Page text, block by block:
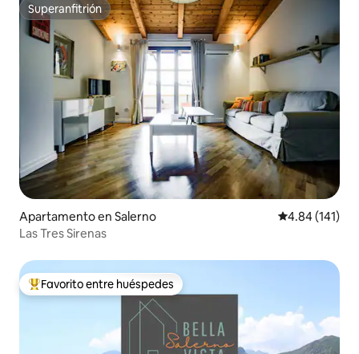
Superanfitrión
Superanfitrión
Apartamento en Salerno Calificación
4.84 (141)
Las Tres Sirenas
Favorito entre huéspedes preferido
Favorito entre huéspedes